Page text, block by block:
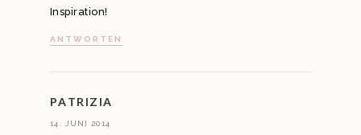
Inspiration!
ANTWORTEN
PATRIZIA
14. JUNI 2014